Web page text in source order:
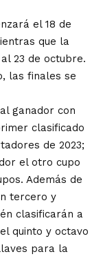
el 18 de
que la
23 de octubre.
las finales se
ganador con
clasificado
de 2023;
el otro cupo
Además de
tercero y
clasificarán a
quinto y octavo
para la